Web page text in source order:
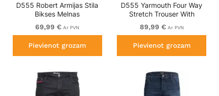
D555 Robert Armijas Stila
Bikses Melnas
69,99 € Ar PVN
Pievienot grozam
D555 Yarmouth Four Way
Stretch Trouser With
Flexible Waistband Black
89,99 € Ar PVN
Pievienot grozam